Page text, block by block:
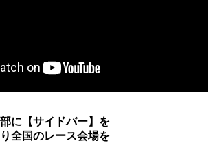
に【サイドバー】を
全国のレース会場を